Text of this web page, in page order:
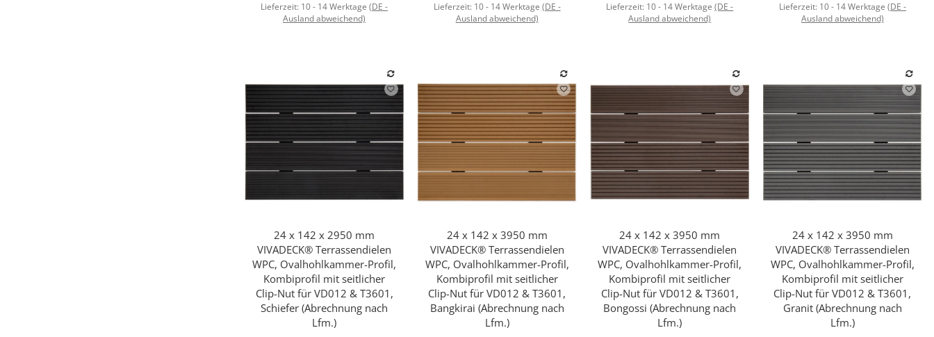
Lieferzeit: 10 - 14 Werktage(DE -
Ausland abweichend)
Lieferzeit: 10 - 14 Werktage (DE -
Ausland abweichend)
Lieferzeit: 10 - 14 Werktage(DE -
Ausland abweichend)
Lieferzeit: 10 - 14 Werktage (DE -
Ausland abweichend)
Schnellkauf
24 x 142 x 2950 mm
VIVADECK® Terrassendielen
WPC, Ovalhohlkammer-Profil,
Kombiprofil mit seitlicher
Clip-Nut für VD012 & T3601,
Schiefer (Abrechnung nach
Lfm.)
Schnellkauf
24 x 142 x 3950 mm
VIVADECK® Terrassendielen
WPC, Ovalhohlkammer-Profil,
Kombiprofil mit seitlicher
Clip-Nut für VD012 & T3601,
Bangkirai (Abrechnung nach
Lfm.)
Schnellkauf
24 x 142 x 3950 mm
VIVADECK® Terrassendielen
WPC, Ovalhohlkammer-Profil,
Kombiprofil mit seitlicher
Clip-Nut für VD012 & T3601,
Bongossi (Abrechnung nach
Lfm.)
Schnellkauf
24 x 142 x 3950 mm
VIVADECK® Terrassendielen
WPC, Ovalhohlkammer-Profil,
Kombiprofil mit seitlicher
Clip-Nut für VD012 & T3601,
Granit (Abrechnung nach
Lfm.)